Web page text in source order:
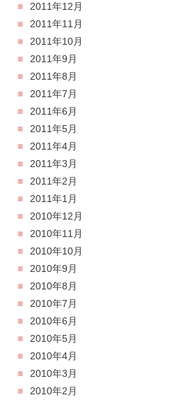
2011年12月
2011年11月
2011年10月
2011年9月
2011年8月
2011年7月
2011年6月
2011年5月
2011年4月
2011年3月
2011年2月
2011年1月
2010年12月
2010年11月
2010年10月
2010年9月
2010年8月
2010年7月
2010年6月
2010年5月
2010年4月
2010年3月
2010年2月